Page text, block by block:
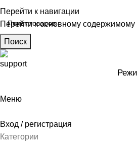
Перейти к навигации
Перейти к основному содержимому
Поиск
Меню
Вход / регистрация
Категории